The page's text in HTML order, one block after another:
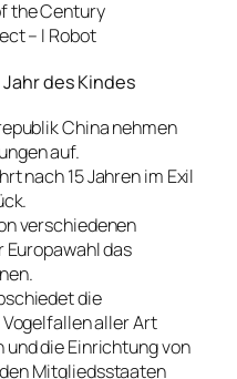
the Century
– I Robot
des Kindes
China nehmen
auf.
nach 15 Jahren im Exil
verschiedenen
das
die
aller Art
die Einrichtung von
Mitgliedsstaaten